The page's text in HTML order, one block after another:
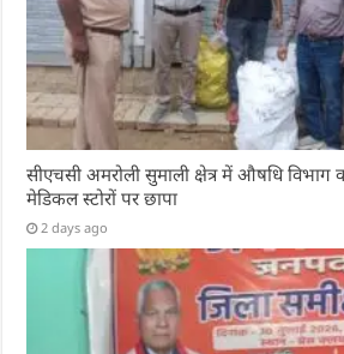
सीएचसी अमरोली सुमाली क्षेत्र में औषधि विभाग
मेडिकल स्टोरों पर छापा
2 days ago